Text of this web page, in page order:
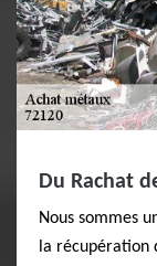
Du Rachat
Nous sommes
la récupération